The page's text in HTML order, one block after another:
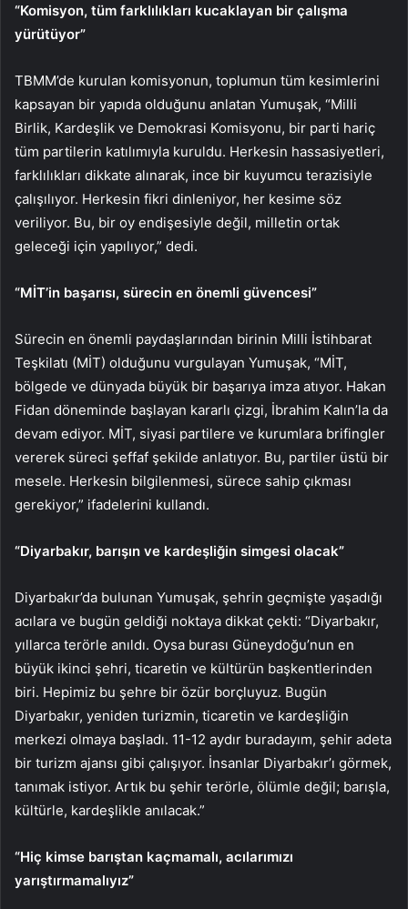
“Komisyon, tüm farklılıkları kucaklayan bir çalışma
yürütüyor”
TBMM’de kurulan komisyonun, toplumun tüm kesimlerini
kapsayan bir yapıda olduğunu anlatan Yumuşak, “Milli
Birlik, Kardeşlik ve Demokrasi Komisyonu, bir parti hariç
tüm partilerin katılımıyla kuruldu. Herkesin hassasiyetleri,
farklılıkları dikkate alınarak, ince bir kuyumcu terazisiyle
çalışılıyor. Herkesin fikri dinleniyor, her kesime söz
veriliyor. Bu, bir oy endişesiyle değil, milletin ortak
geleceği için yapılıyor,” dedi.
“MİT’in başarısı, sürecin en önemli güvencesi”
Sürecin en önemli paydaşlarından birinin Milli İstihbarat
Teşkilatı (MİT) olduğunu vurgulayan Yumuşak, “MİT,
bölgede ve dünyada büyük bir başarıya imza atıyor. Hakan
Fidan döneminde başlayan kararlı çizgi, İbrahim Kalın’la da
devam ediyor. MİT, siyasi partilere ve kurumlara brifingler
vererek süreci şeffaf şekilde anlatıyor. Bu, partiler üstü bir
mesele. Herkesin bilgilenmesi, sürece sahip çıkması
gerekiyor,” ifadelerini kullandı.
“Diyarbakır, barışın ve kardeşliğin simgesi olacak”
Diyarbakır’da bulunan Yumuşak, şehrin geçmişte yaşadığı
acılara ve bugün geldiği noktaya dikkat çekti: “Diyarbakır,
yıllarca terörle anıldı. Oysa burası Güneydoğu’nun en
büyük ikinci şehri, ticaretin ve kültürün başkentlerinden
biri. Hepimiz bu şehre bir özür borçluyuz. Bugün
Diyarbakır, yeniden turizmin, ticaretin ve kardeşliğin
merkezi olmaya başladı. 11-12 aydır buradayım, şehir adeta
bir turizm ajansı gibi çalışıyor. İnsanlar Diyarbakır’ı görmek,
tanımak istiyor. Artık bu şehir terörle, ölümle değil; barışla,
kültürle, kardeşlikle anılacak.”
“Hiç kimse barıştan kaçmamalı, acılarımızı
yarıştırmamalıyız”